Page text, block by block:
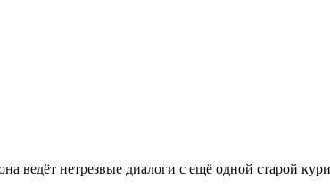
ведёт нетрезвые диалоги с ещё одной старой